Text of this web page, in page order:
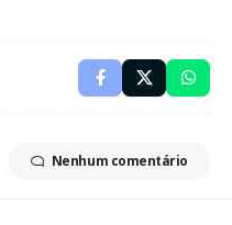
Nenhum comentário